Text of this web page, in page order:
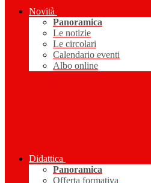
Novità
Panoramica
Le notizie
Le circolari
Calendario eventi
Albo online
Didattica
Panoramica
Offerta formativa